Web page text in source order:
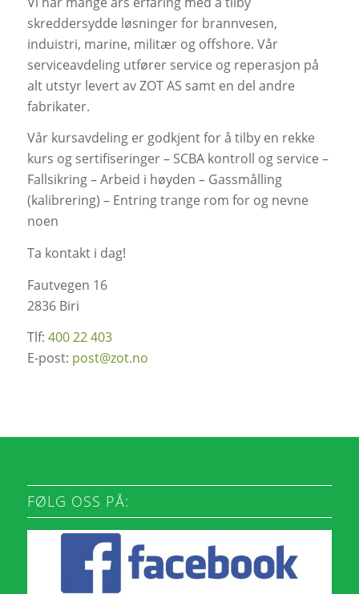
skreddersydde løsninger for brannvesen,
induistri, marine, militær og offshore. Vår
serviceavdeling utfører service og reperasjon på
alt utstyr levert av ZOT AS samt en del andre
fabrikater.
Vår kursavdeling er godkjent for å tilby en rekke
kurs og sertifiseringer – SCBA kontroll og service –
Fallsikring – Arbeid i høyden – Gassmålling
(kalibrering) – Entring trange rom for og nevne
noen
Ta kontakt i dag!
Fautvegen 16
2836 Biri
Tlf: 400 22 403
E-post: post@zot.no
FØLG OSS PÅ: